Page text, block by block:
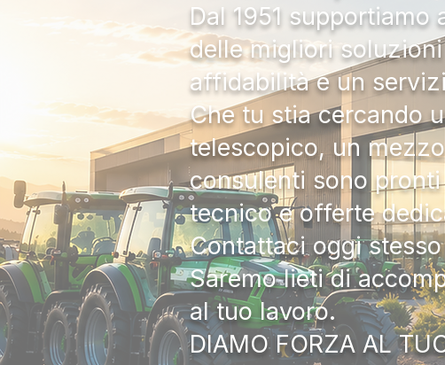
Dal 1951
delle migliori
affidabilità e un
Che tu stia cercando
telescopico, un
consulenti sono
tecnico e offerte
Contattaci oggi
Saremo lieti di
al tuo lavoro.
DIAMO FORZA AL